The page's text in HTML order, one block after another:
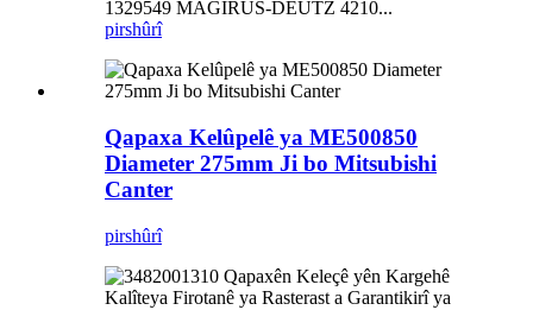
1329549 MAGIRUS-DEUTZ 4210...
pirshûrî
Qapaxa Kelûpelê ya ME500850
Diameter 275mm Ji bo Mitsubishi
Canter
pirshûrî